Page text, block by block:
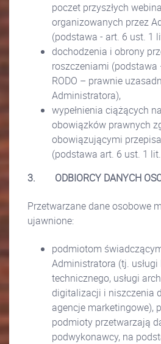
poczet przyszłych
organizowanych przez
(podstawa - art. 6 ust. 1
dochodzenia i obrony
roszczeniami
RODO – prawnie
Administratora),
wypełnienia ciążących
obowiązków prawnych
obowiązującymi
(podstawa art. 6 ust. 1 lit.
3.
ODBIORCY DANYCH
Przetwarzane dane osobowe
ujawnione:
podmiotom
Administratora (tj.
technicznego, usługi
digitalizacji i niszczenia
agencje marketingowe),
podmioty przetwarzają
podwykonawcy, na